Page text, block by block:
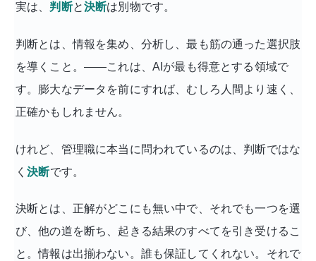
実は、 判断と決断は別物です。
判断とは、情報を集め、分析し、最も筋の通った選択肢
を導くこと。——これは、AIが最も得意とする領域で
す。膨大なデータを前にすれば、むしろ人間より速く、
正確かもしれません。
けれど、管理職に本当に問われているのは、判断ではな
く決断です。
決断とは、正解がどこにも無い中で、それでも一つを選
び、他の道を断ち、起きる結果のすべてを引き受けるこ
と。情報は出揃わない。誰も保証してくれない。それで